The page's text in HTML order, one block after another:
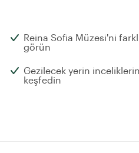
Reina Sofia Müzesi'ni
görün
Gezilecek yerin
keşfedin